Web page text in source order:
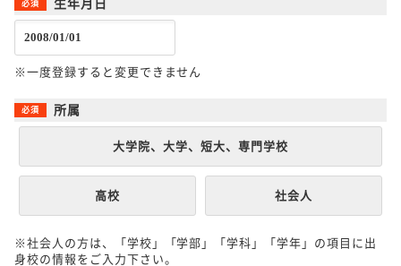
生年月日
※一度登録すると変更できません
所属
大学院、大学、短大、専門学校
高校 社会人
※社会人の方は、「学校」「学部」「学科」「学年」の項目に出
身校の情報をご入力下さい。